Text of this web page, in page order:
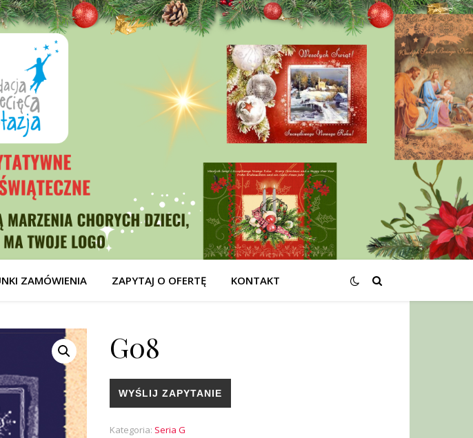
ZAMÓWIENIA ZAPYTAJ O OFERTĘ KONTAKT
G08
WYŚLIJ ZAPYTANIE
Kategoria: Seria G